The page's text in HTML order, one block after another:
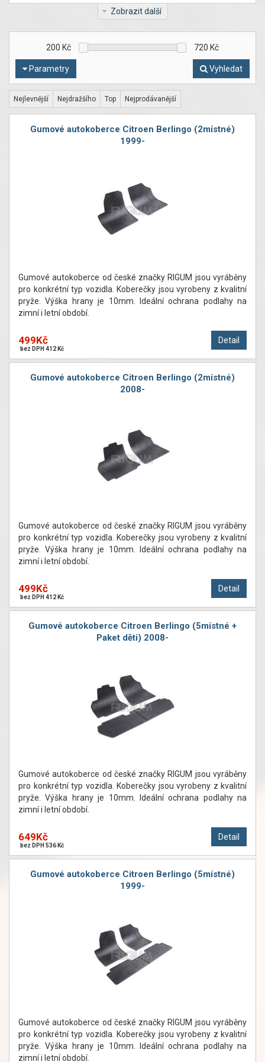
Zobrazit další
Parametry
200 Kč 720 Kč
Vyhledat
Nejlevnější Nejdražšího Top Nejprodávanější
Gumové autokoberce Citroen Berlingo (2místné)
1999-
Gumové autokoberce od české značky RIGUM jsou vyráběny
pro konkrétní typ vozidla. Koberečky jsou vyrobeny z kvalitní
pryže. Výška hrany je 10mm. Ideální ochrana podlahy na
zimní i letní období.
Detail
499Kč
bez DPH 412 Kč
Gumové autokoberce Citroen Berlingo (2místné)
2008-
Gumové autokoberce od české značky RIGUM jsou vyráběny
pro konkrétní typ vozidla. Koberečky jsou vyrobeny z kvalitní
pryže. Výška hrany je 10mm. Ideální ochrana podlahy na
zimní i letní období.
Detail
499Kč
bez DPH 412 Kč
Gumové autokoberce Citroen Berlingo (5místné +
Paket děti) 2008-
Gumové autokoberce od české značky RIGUM jsou vyráběny
pro konkrétní typ vozidla. Koberečky jsou vyrobeny z kvalitní
pryže. Výška hrany je 10mm. Ideální ochrana podlahy na
zimní i letní období.
Detail
649Kč
bez DPH 536 Kč
Gumové autokoberce Citroen Berlingo (5místné)
1999-
Gumové autokoberce od české značky RIGUM jsou vyráběny
pro konkrétní typ vozidla. Koberečky jsou vyrobeny z kvalitní
pryže. Výška hrany je 10mm. Ideální ochrana podlahy na
zimní i letní období.